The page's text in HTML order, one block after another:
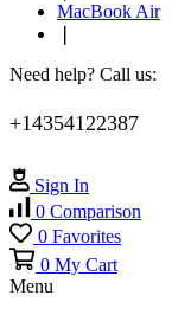
MacBook Air
Need help? Call us:
+14354122387
Sign In
0 Comparison
0 Favorites
0 My Cart
Menu